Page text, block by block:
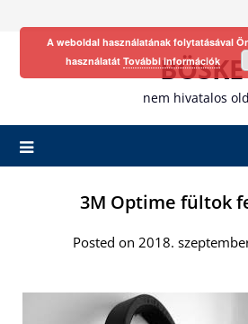
BÖSKE
nem hivatalos
3M Optime fültok
Posted on 2018.
A weboldal használatának folytatásával
használatát További információk